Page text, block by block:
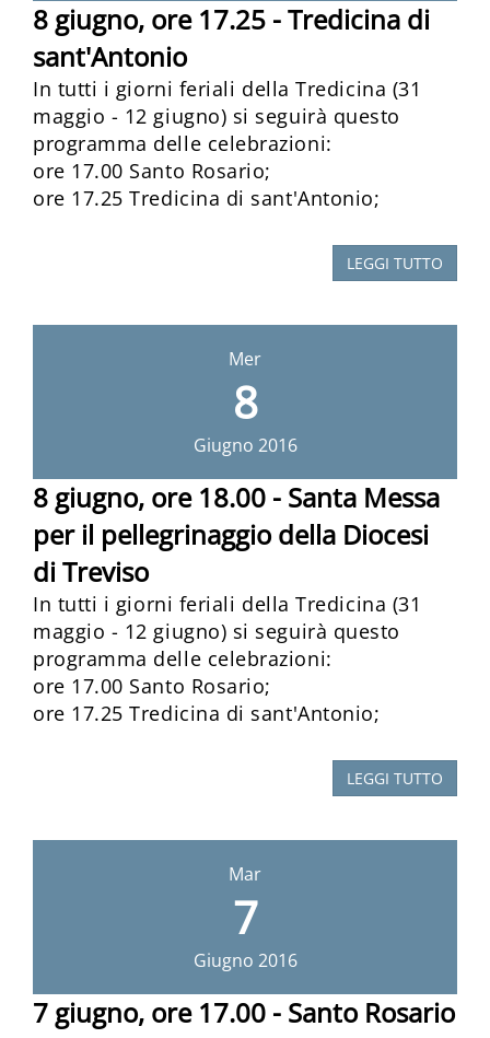
8 giugno, ore 17.25 - Tredicina di
sant'Antonio
In tutti i giorni feriali della Tredicina (31
maggio - 12 giugno) si seguirà questo
programma delle celebrazioni:
ore 17.00 Santo Rosario;
ore 17.25 Tredicina di sant'Antonio;
LEGGI TUTTO
Mer
8
Giugno 2016
8 giugno, ore 18.00 - Santa Messa
per il pellegrinaggio della Diocesi
di Treviso
In tutti i giorni feriali della Tredicina (31
maggio - 12 giugno) si seguirà questo
programma delle celebrazioni:
ore 17.00 Santo Rosario;
ore 17.25 Tredicina di sant'Antonio;
LEGGI TUTTO
Mar
7
Giugno 2016
7 giugno, ore 17.00 - Santo Rosario